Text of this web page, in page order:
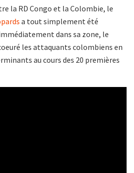
la RD Congo et la Colombie, le
a tout simplement été
dans sa zone, le
les attaquants colombiens en
au cours des 20 premières